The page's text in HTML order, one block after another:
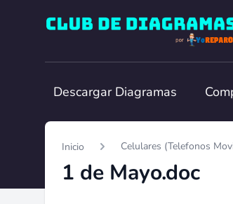
Club de Diagramas
Descargar Diagramas
Inicio Celulares (Telefonos
1 de Mayo.doc